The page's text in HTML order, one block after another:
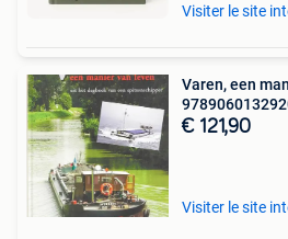
Visiter le site
Varen, een
€ 121,90
Visiter le site